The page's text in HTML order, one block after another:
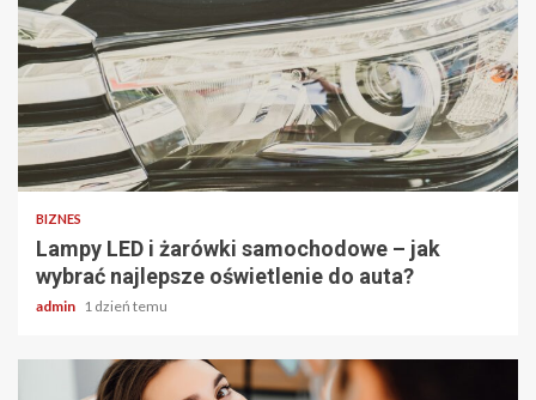
2 min odczytu
BIZNES
Lampy LED i żarówki samochodowe – jak
wybrać najlepsze oświetlenie do auta?
admin 1 dzień temu